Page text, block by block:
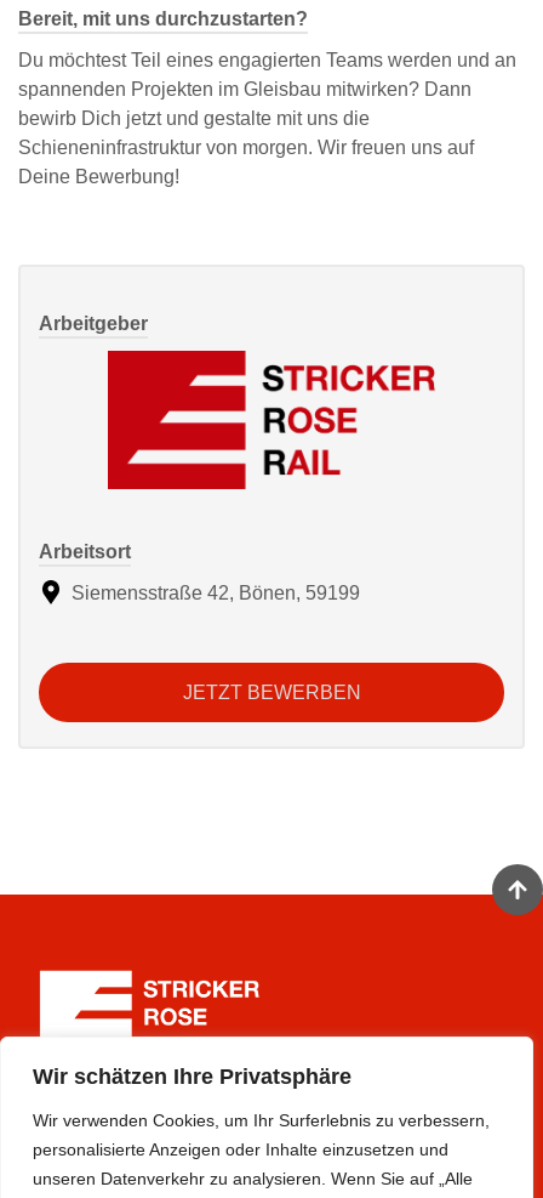
Wir schätzen Ihre Privatsphäre
Wir verwenden Cookies, um Ihr Surferlebnis zu verbessern,
personalisierte Anzeigen oder Inhalte einzusetzen und
unseren Datenverkehr zu analysieren. Wenn Sie auf „Alle
Bereit, mit uns durchzustarten?
Du möchtest Teil eines engagierten Teams werden und an
spannenden Projekten im Gleisbau mitwirken? Dann
bewirb Dich jetzt und gestalte mit uns die
Schieneninfrastruktur von morgen. Wir freuen uns auf
Deine Bewerbung!
Arbeitgeber
Arbeitsort
Siemensstraße 42, Bönen, 59199
JETZT BEWERBEN
Siemensstraße 42